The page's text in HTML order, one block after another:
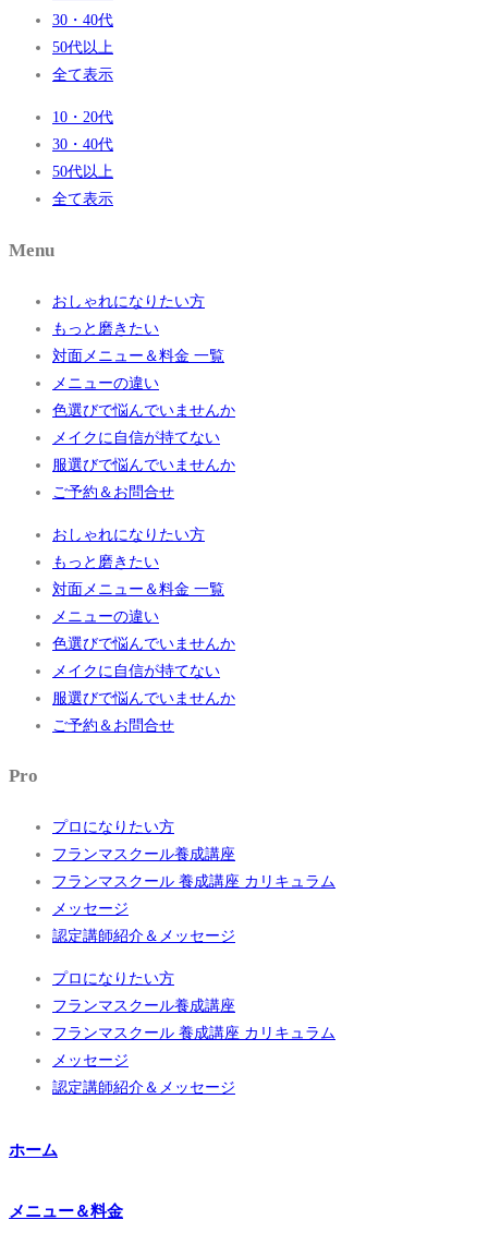
30・40代
50代以上
全て表示
10・20代
30・40代
50代以上
全て表示
Menu
おしゃれになりたい方
もっと磨きたい
対面メニュー＆料金 一覧
メニューの違い
色選びで悩んでいませんか
メイクに自信が持てない
服選びで悩んでいませんか
ご予約＆お問合せ
おしゃれになりたい方
もっと磨きたい
対面メニュー＆料金 一覧
メニューの違い
色選びで悩んでいませんか
メイクに自信が持てない
服選びで悩んでいませんか
ご予約＆お問合せ
Pro
プロになりたい方
フランマスクール養成講座
フランマスクール 養成講座 カリキュラム
メッセージ
認定講師紹介＆メッセージ
プロになりたい方
フランマスクール養成講座
フランマスクール 養成講座 カリキュラム
メッセージ
認定講師紹介＆メッセージ
ホーム
メニュー＆料金